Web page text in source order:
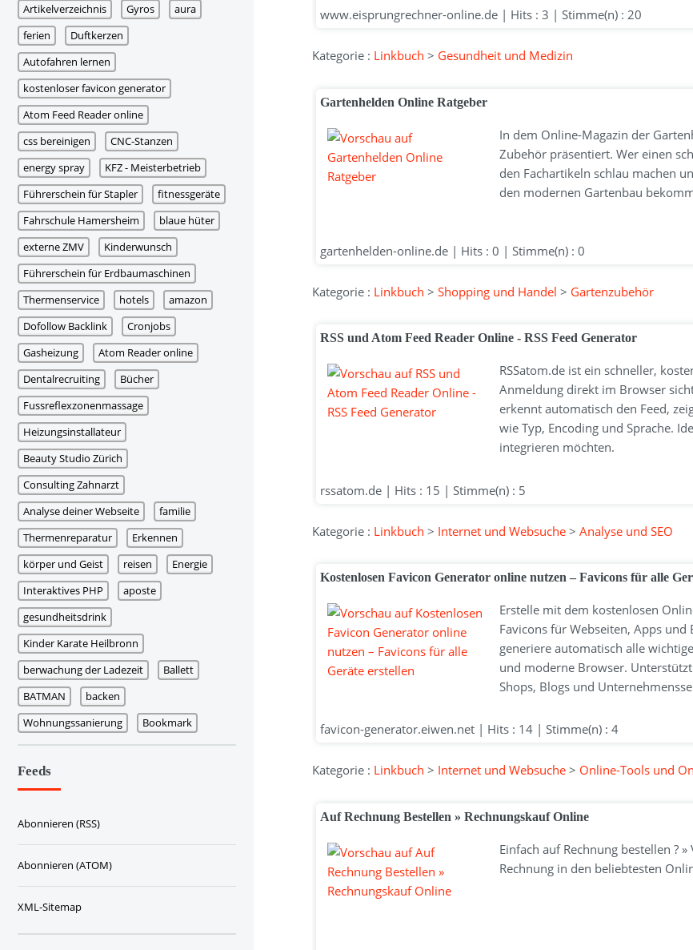
www.eisprungrechner-online.de | Hits : 3 | Stimme(n) : 20
Kategorie : Linkbuch > Gesundheit und Medizin
Gartenhelden Online Ratgeber
In dem Online-Magazin der
Zubehör präsentiert. Wer einen
den Fachartikeln schlau machen
den modernen Gartenbau
gartenhelden-online.de | Hits : 0 | Stimme(n) : 0
Kategorie : Linkbuch >Shopping und Handel > Gartenzubehör
RSS und Atom Feed Reader Online - RSS Feed Generator
RSSatom.de ist ein schneller,
Anmeldung direkt im Browser
erkennt automatisch den Feed,
wie Typ, Encoding und Sprache.
integrieren möchten.
rssatom.de | Hits : 15 | Stimme(n) : 5
Kategorie : Linkbuch > Internet und Websuche >Analyse und SEO
Kostenlosen Favicon Generator online nutzen – Favicons für alle
Erstelle mit dem kostenlosen
Favicons für Webseiten, Apps
generiere automatisch alle
und moderne Browser.
Shops, Blogs und
favicon-generator.eiwen.net | Hits : 14 | Stimme(n) : 4
Kategorie : Linkbuch > Internet und Websuche > Online-Tools und
Auf Rechnung Bestellen » Rechnungskauf Online
Einfach auf Rechnung bestellen ?
Rechnung in den beliebtesten
Artikelverzeichnis
Gyros
aura
ferien
Duftkerzen
Autofahren lernen
kostenloser favicon generator
Atom Feed Reader online
css bereinigen
CNC-Stanzen
energy spray
KFZ - Meisterbetrieb
Führerschein für Stapler
fitnessgeräte
Fahrschule Hamersheim
blaue hüter
externe ZMV
Kinderwunsch
Führerschein für Erdbaumaschinen
Thermenservice
hotels
amazon
Dofollow Backlink
Cronjobs
Gasheizung
Atom Reader online
Dentalrecruiting
Bücher
Fussreflexzonenmassage
Heizungsinstallateur
Beauty Studio Zürich
Consulting Zahnarzt
Analyse deiner Webseite
familie
Thermenreparatur
Erkennen
körper und Geist
reisen
Energie
Interaktives PHP
aposte
gesundheitsdrink
Kinder Karate Heilbronn
berwachung der Ladezeit
Ballett
BATMAN
backen
Wohnungssanierung
Bookmark
Feeds
Abonnieren (RSS)
Abonnieren (ATOM)
XML-Sitemap